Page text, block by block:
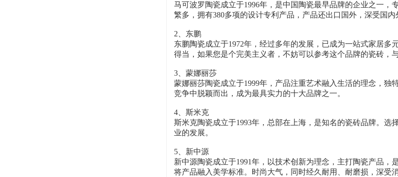
马可波罗陶瓷成立于1996年，是中国陶瓷最早品牌的企业之一
繁多，拥有380多项的设计专利产品，产品还出口国外，深受国内
2、东鹏
东鹏陶瓷成立于1972年，经过多年的发展，已成为一站式家居
得当，如果您是个完美主义者，不妨可以参考这个品牌的瓷砖，
3、蒙娜丽莎
蒙娜丽莎陶瓷成立于1999年，产品注重艺术融入生活的理念，
竞争中脱颖而出，成为最具实力的十大品牌之一。
4、斯米克
斯米克陶瓷成立于1993年，总部在上海，是知名的瓷砖品牌。
业的发展。
5、新中源
新中源陶瓷成立于1991年，以技术创新为理念，主打陶瓷产品，
将产品融入美学标准。时尚大气，同时经久耐用、耐磨损，深受